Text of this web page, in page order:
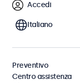
loro di integrarsi
RCA Monitor 17
Accedi
Italiano
Preventivo
Centro assistenza